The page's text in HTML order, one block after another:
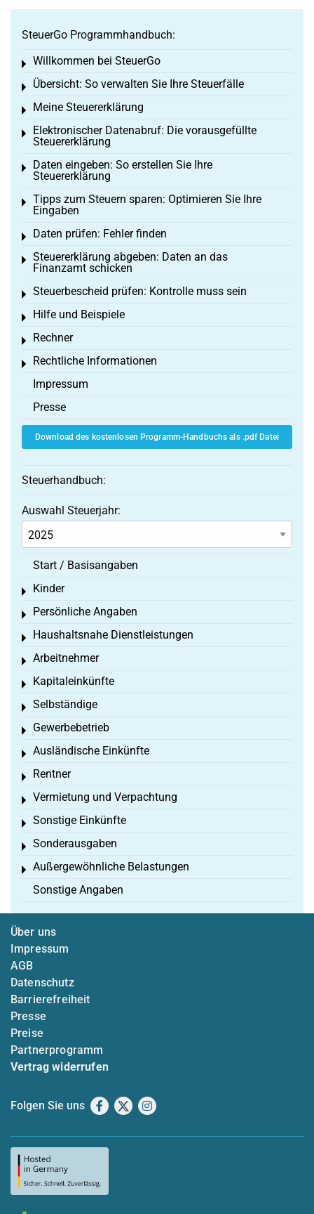
SteuerGo Programmhandbuch:
Willkommen bei SteuerGo
Toggle menu
Übersicht: So verwalten Sie Ihre Steuerfälle
Toggle menu
Meine Steuererklärung
Toggle menu
Elektronischer Datenabruf: Die vorausgefüllte
Steuererklärung
Toggle menu
Daten eingeben: So erstellen Sie Ihre
Steuererklärung
Toggle menu
Tipps zum Steuern sparen: Optimieren Sie Ihre
Eingaben
Toggle menu
Daten prüfen: Fehler finden
Toggle menu
Steuererklärung abgeben: Daten an das
Finanzamt schicken
Toggle menu
Steuerbescheid prüfen: Kontrolle muss sein
Toggle menu
Hilfe und Beispiele
Toggle menu
Rechner
Toggle menu
Rechtliche Informationen
Toggle menu
Impressum
Presse
Download des kostenlosen Programm-Handbuchs als .pdf Datei
Steuerhandbuch:
Auswahl Steuerjahr:
Start / Basisangaben
Kinder
Toggle menu
Persönliche Angaben
Toggle menu
Haushaltsnahe Dienstleistungen
Toggle menu
Arbeitnehmer
Toggle menu
Kapitaleinkünfte
Toggle menu
Selbständige
Toggle menu
Gewerbebetrieb
Toggle menu
Ausländische Einkünfte
Toggle menu
Rentner
Toggle menu
Vermietung und Verpachtung
Toggle menu
Sonstige Einkünfte
Toggle menu
Sonderausgaben
Toggle menu
Außergewöhnliche Belastungen
Toggle menu
Sonstige Angaben
Über uns
Impressum
AGB
Datenschutz
Barrierefreiheit
Presse
Preise
Partnerprogramm
Vertrag widerrufen
Folgen Sie uns Facebook
X Instagram